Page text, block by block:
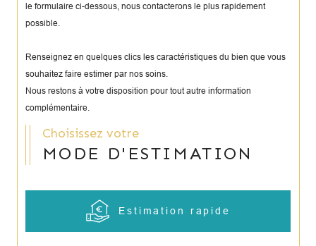
le formulaire ci-dessous, nous contacterons le plus rapidement
possible.
Renseignez en quelques clics les caractéristiques du bien que vous
souhaitez faire estimer par nos soins.
Nous restons à votre disposition pour tout autre information
complémentaire.
Choisissez votre
MODE D'ESTIMATION
Estimation rapide